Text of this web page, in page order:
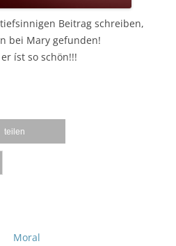
Beitrag schreiben,
bei Mary gefunden!
íst so schön!!!
teilen
Moral